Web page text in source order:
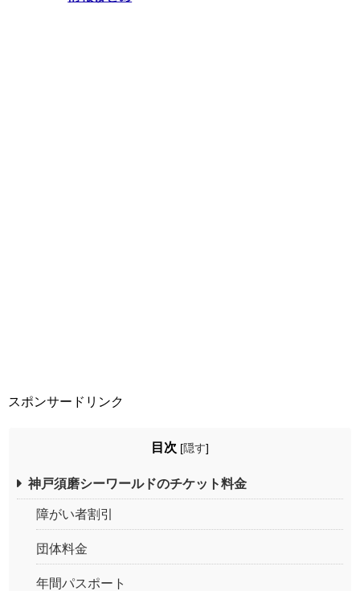
スポンサードリンク
目次 [隠す]
神戸須磨シーワールドのチケット料金
障がい者割引
団体料金
年間パスポート